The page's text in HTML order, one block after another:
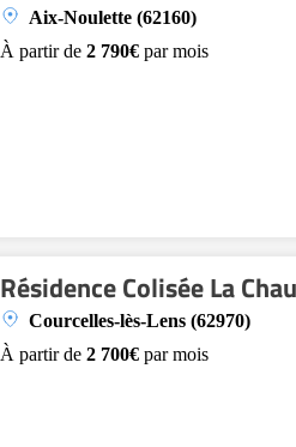
Aix-Noulette (62160)
À partir de 2 790€ par mois
Résidence Colisée La
Courcelles-lès-Lens (62970)
À partir de 2 700€ par mois